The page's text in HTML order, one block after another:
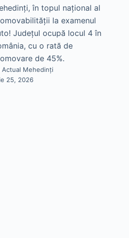
în topul național al
la examenul
Județul ocupă locul 4 în
cu o rată de
de 45%.
Actual Mehedinți
25, 2026